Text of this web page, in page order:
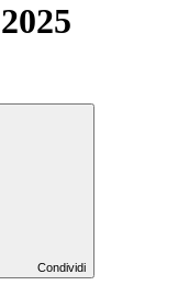
Condividi